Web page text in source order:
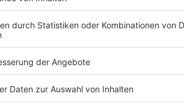
zu können. Dies solle in einem zweiten
werden, sagte er.